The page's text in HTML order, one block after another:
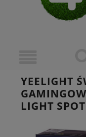
YEELIGHT
LIGHT